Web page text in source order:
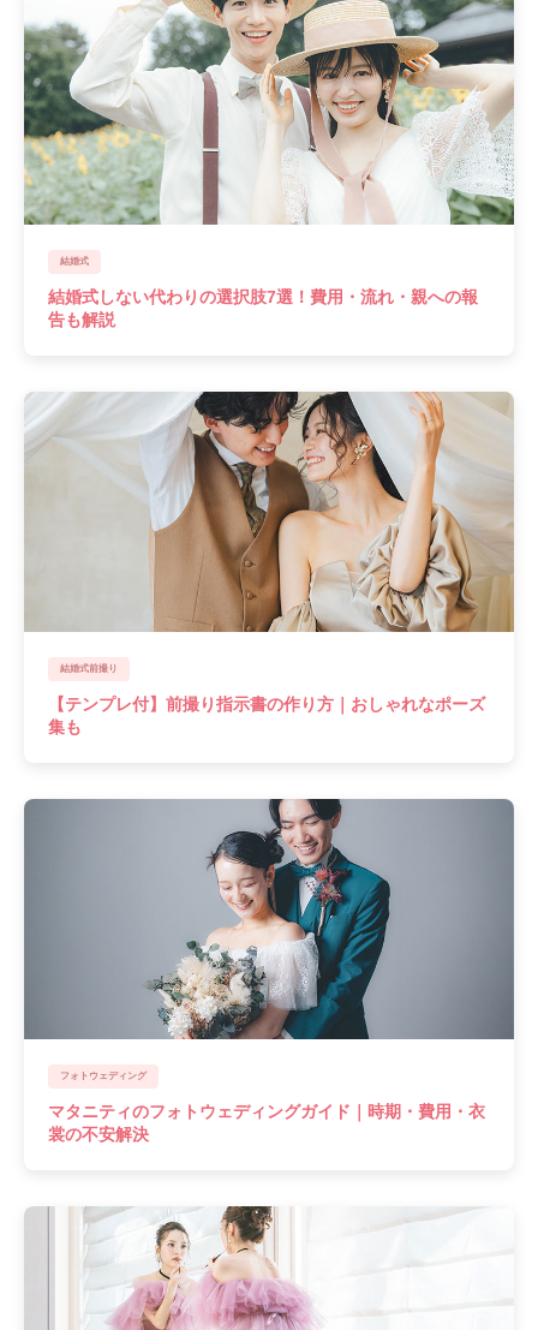
結婚式
結婚式しない代わりの選択肢7選！費用・流れ・親への報
告も解説
結婚式前撮り
【テンプレ付】前撮り指示書の作り方｜おしゃれなポーズ
集も
フォトウェディング
マタニティのフォトウェディングガイド｜時期・費用・衣
裳の不安解決